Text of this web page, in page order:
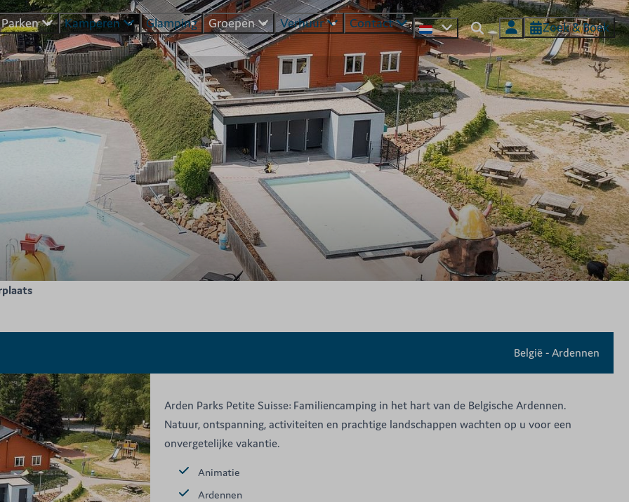
Parken Kamperen Glamping Groepen Verhuur Contact Zoek & Boek
België - Ardennen
Arden Parks Petite Suisse: Familiencamping in het hart van de Belgische Ardennen.
Natuur, ontspanning, activiteiten en prachtige landschappen wachten op u voor een
onvergetelijke vakantie.
Animatie
Ardennen